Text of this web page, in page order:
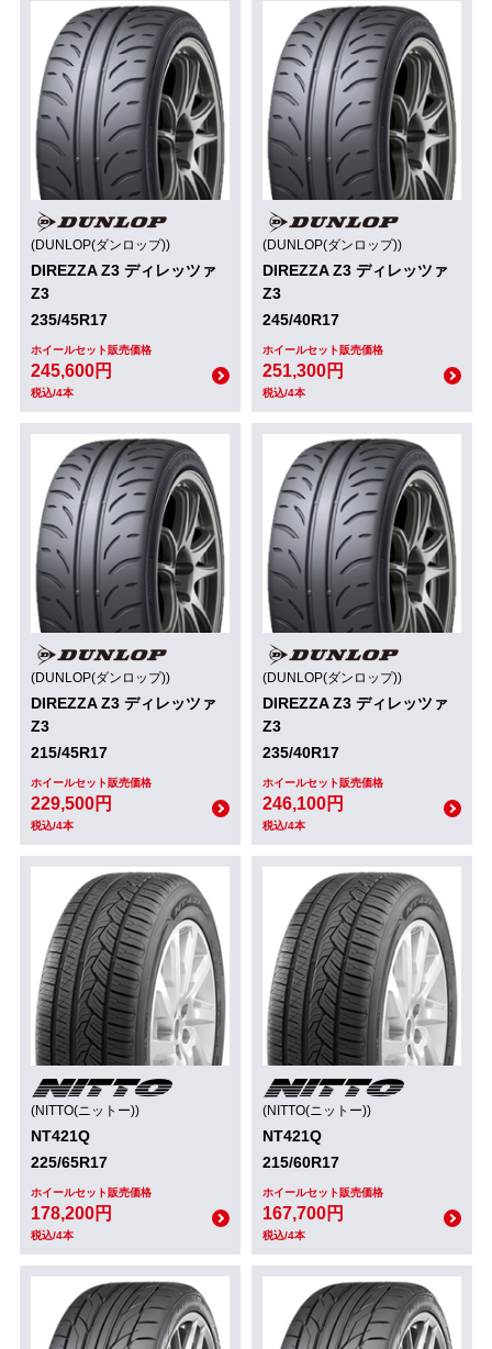
(DUNLOP(ダンロップ))
DIREZZA Z3 ディレッツァ
Z3
235/45R17
ホイールセット販売価格
245,600円
税込/4本
(DUNLOP(ダンロップ))
DIREZZA Z3 ディレッツァ
Z3
245/40R17
ホイールセット販売価格
251,300円
税込/4本
(DUNLOP(ダンロップ))
DIREZZA Z3 ディレッツァ
Z3
215/45R17
ホイールセット販売価格
229,500円
税込/4本
(DUNLOP(ダンロップ))
DIREZZA Z3 ディレッツァ
Z3
235/40R17
ホイールセット販売価格
246,100円
税込/4本
(NITTO(ニットー))
NT421Q
225/65R17
ホイールセット販売価格
178,200円
税込/4本
(NITTO(ニットー))
NT421Q
215/60R17
ホイールセット販売価格
167,700円
税込/4本